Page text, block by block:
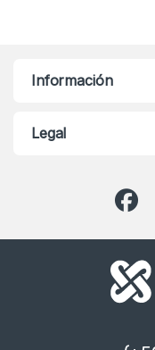
Información
Legal